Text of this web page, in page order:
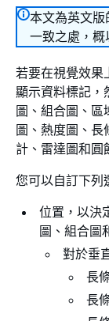
本文為英文
一致之處，概
若要在視覺效果
顯示資料標記，
圖、組合圖、區
圖、熱度圖、長
計、雷達圖和圓
您可以自訂下列
位置，以決
圖、組合圖
對於垂
長
長